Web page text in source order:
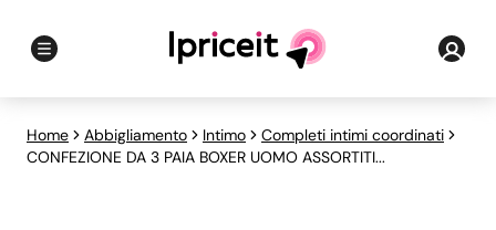
Home Abbigliamento Intimo
Completi intimi coordinati
CONFEZIONE DA 3 PAIA BOXER UOMO ASSORTITI...